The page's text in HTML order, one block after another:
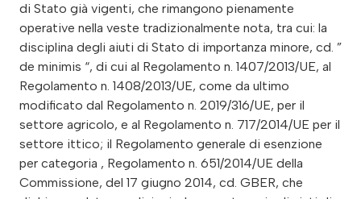
di Stato già vigenti, che rimangono pienamente
operative nella veste tradizionalmente nota, tra cui: la
disciplina degli aiuti di Stato di importanza minore, cd. ”
de minimis “, di cui al Regolamento n. 1407/2013/UE, al
Regolamento n. 1408/2013/UE, come da ultimo
modificato dal Regolamento n. 2019/316/UE, per il
settore agricolo, e al Regolamento n. 717/2014/UE per il
settore ittico; il Regolamento generale di esenzione
per categoria , Regolamento n. 651/2014/UE della
Commissione, del 17 giugno 2014, cd. GBER, che